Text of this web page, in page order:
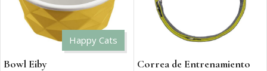
Happy Cats
Bowl Eiby
Correa de Entrenamiento